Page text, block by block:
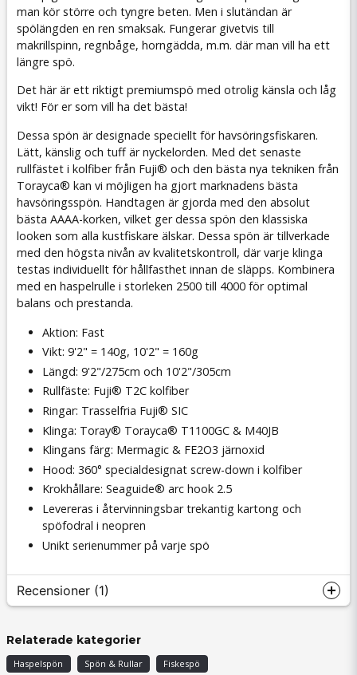
man kör större och tyngre beten. Men i slutändan är
spölängden en ren smaksak. Fungerar givetvis till
makrillspinn, regnbåge, horngädda, m.m. där man vill ha ett
längre spö.
Det här är ett riktigt premiumspö med otrolig känsla och låg
vikt! För er som vill ha det bästa!
Dessa spön är designade speciellt för havsöringsfiskaren.
Lätt, känslig och tuff är nyckelorden. Med det senaste
rullfästet i kolfiber från Fuji® och den bästa nya tekniken från
Torayca® kan vi möjligen ha gjort marknadens bästa
havsöringsspön. Handtagen är gjorda med den absolut
bästa AAAA-korken, vilket ger dessa spön den klassiska
looken som alla kustfiskare älskar. Dessa spön är tillverkade
med den högsta nivån av kvalitetskontroll, där varje klinga
testas individuellt för hållfasthet innan de släpps. Kombinera
med en haspelrulle i storleken 2500 till 4000 för optimal
balans och prestanda.
Aktion: Fast
Vikt: 9'2" = 140g, 10'2" = 160g
Längd: 9'2"/275cm och 10'2"/305cm
Rullfäste: Fuji® T2C kolfiber
Ringar: Trasselfria Fuji® SIC
Klinga: Toray® Torayca® T1100GC & M40JB
Klingans färg: Mermagic & FE2O3 järnoxid
Hood: 360° specialdesignat screw-down i kolfiber
Krokhållare: Seaguide® arc hook 2.5
Levereras i återvinningsbar trekantig kartong och
spöfodral i neopren
Unikt serienummer på varje spö
Recensioner (1)
Peter
Spöt var en present, och hon är helt lyrisk över
Relaterade kategorier
Haspelspön Spön & Rullar Fiskespö